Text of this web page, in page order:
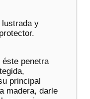
lustrada y
penetra
principal
madera, darle